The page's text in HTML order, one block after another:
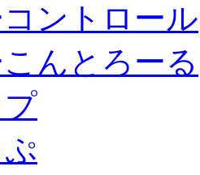
ントロール
んとろーる